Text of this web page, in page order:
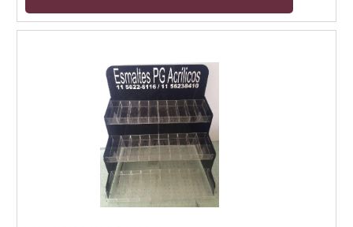
para lojas, feiras, exposições, eventos e muito
permitindo que você crie uma apresentação
atraente e profissional em qualquer lugar. Além
disso, os displays expositores são duráveis e
resistentes, garantindo que sua apresentação
seja vista por muito tempo.